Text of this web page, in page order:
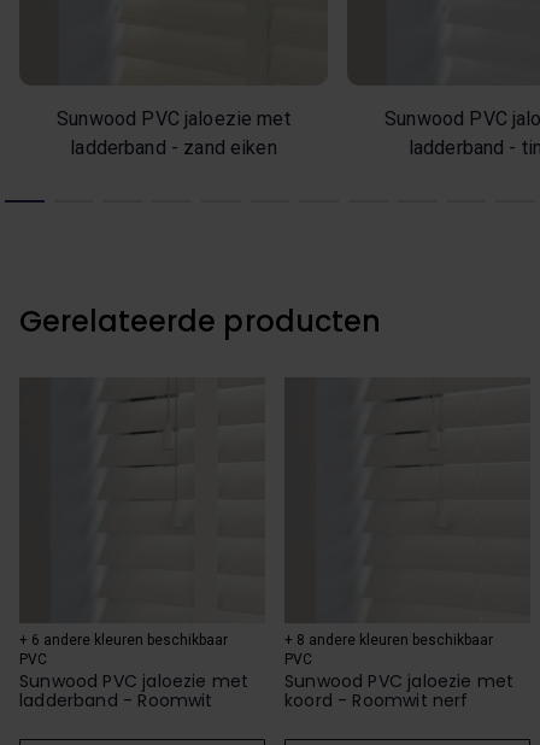
Sunwood PVC jaloezie met
ladderband - zand eiken
Sunwood PVC
ladderband -
Gerelateerde producten
+ 6 andere kleuren beschikbaar
PVC
Sunwood PVC jaloezie met
ladderband - Roomwit
+ 8 andere kleuren beschikbaar
PVC
Sunwood PVC jaloezie met
koord - Roomwit nerf